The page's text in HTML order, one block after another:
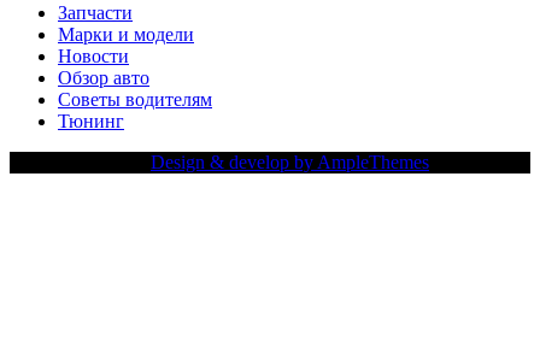
Запчасти
Марки и модели
Новости
Обзор авто
Советы водителям
Тюнинг
Design & develop by AmpleThemes